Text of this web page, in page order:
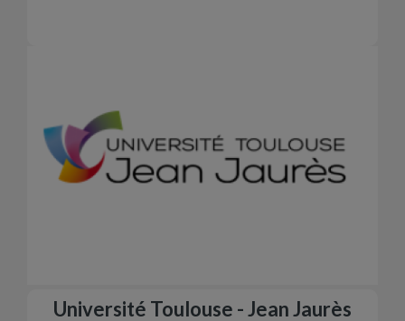
Université Toulouse - Jean Jaurès